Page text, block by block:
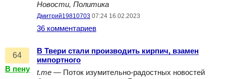
Новости, Политика
Дмитрий19810703 07:24 16.02.2023
36 комментариев
64
В пену
В Твери стали производить кирпич, взамен
импортного
t.me — Поток изумительно-радостных новостей